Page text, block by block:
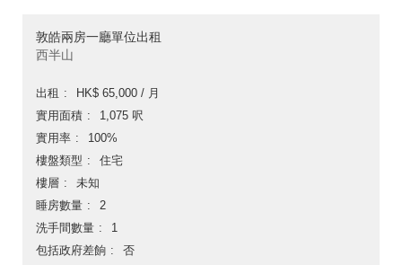
敦皓兩房一廳單位出租
西半山
出租
HK$ 65,000 / 月
實用面積
1,075 呎
實用率
100%
樓盤類型
住宅
樓層
未知
睡房數量
2
洗手間數量
1
包括政府差餉
否